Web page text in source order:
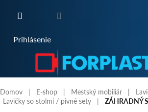
Prihlásenie
Domov E-shop Mestský mobiliár
Lavičky so stolmi / pivné sety
ZÁHRADNÝ